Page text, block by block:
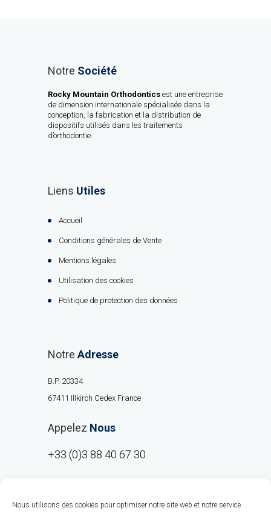
Nous utilisons des cookies pour optimiser notre site web et notre service.
Notre Société
Rocky Mountain Orthodontics est une entreprise
de dimension internationale spécialisée dans la
conception, la fabrication et la distribution de
dispositifs utilisés dans les traitements
d’orthodontie.
Liens Utiles
Accueil
Conditions générales de Vente
Mentions légales
Utilisation des cookies
Politique de protection des données
Notre Adresse
B.P. 20334
67411 Illkirch Cedex France
Appelez Nous
+33 (0)3 88 40 67 30